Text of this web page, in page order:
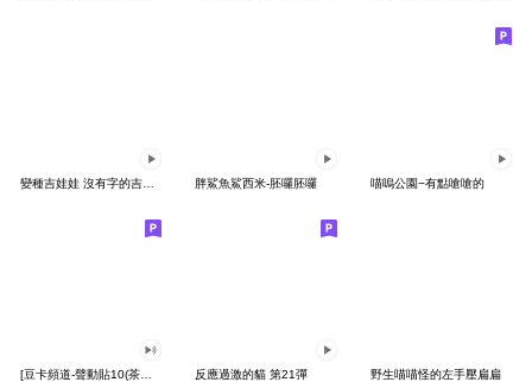
胖鯊魚鯊西米-胚囉胚囉 喵嗚公園−有點嗆嗆的
反應過激的貓 第21彈 野生喵喵怪的左手壓扁扁